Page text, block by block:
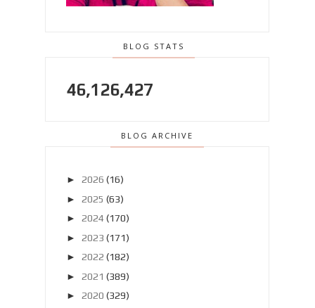
BLOG STATS
46,126,427
BLOG ARCHIVE
► 2026 (16)
► 2025 (63)
► 2024 (170)
► 2023 (171)
► 2022 (182)
► 2021 (389)
► 2020 (329)